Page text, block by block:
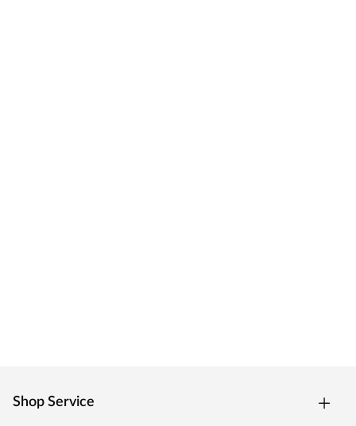
Shop Service